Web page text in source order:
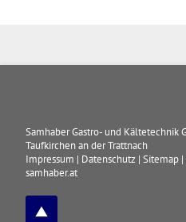
Samhaber Gastro- und Kältetechnik
Taufkirchen an der Trattnach
Impressum | Datenschutz |Sitemap |
samhaber.at